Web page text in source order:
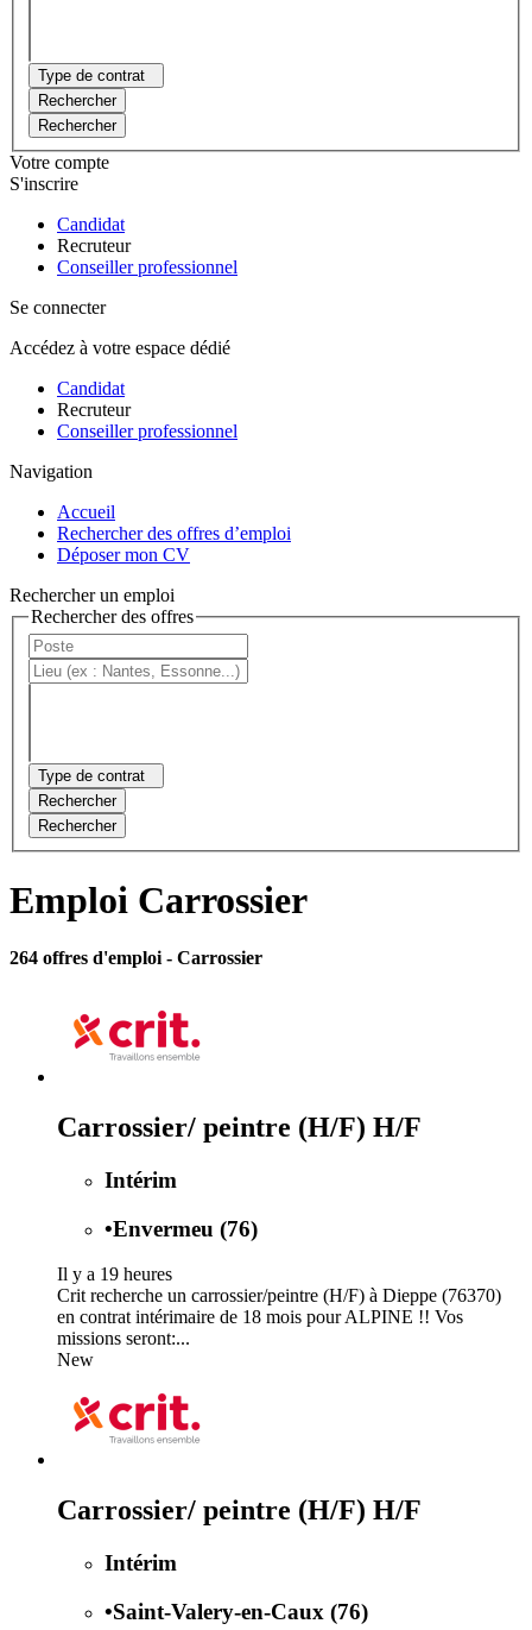
Type de contrat
Rechercher
Rechercher
Votre compte
S'inscrire
Candidat
Recruteur
Conseiller professionnel
Se connecter
Accédez à votre espace dédié
Candidat
Recruteur
Conseiller professionnel
Navigation
Accueil
Rechercher des offres d’emploi
Déposer mon CV
Rechercher un emploi
Rechercher des offres
Type de contrat
Rechercher
Rechercher
Emploi Carrossier
264 offres d'emploi - Carrossier
Carrossier/ peintre (H/F) H/F
Intérim
•Envermeu (76)
Il y a 19 heures
Crit recherche un carrossier/peintre (H/F) à Dieppe (76370)
en contrat intérimaire de 18 mois pour ALPINE !! Vos
missions seront:...
New
Carrossier/ peintre (H/F) H/F
Intérim
•Saint-Valery-en-Caux (76)